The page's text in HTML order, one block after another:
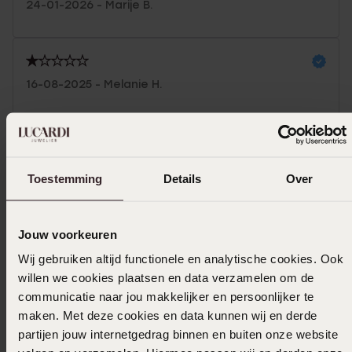
Toestemming Details Over
Jouw voorkeuren
Wij gebruiken altijd functionele en analytische cookies. Ook
willen we cookies plaatsen en data verzamelen om de
communicatie naar jou makkelijker en persoonlijker te
maken. Met deze cookies en data kunnen wij en derde
partijen jouw internetgedrag binnen en buiten onze website
24-01-2026 - Marije B.
16-08-2025 - Melanie H.
Ook leuk voor jou